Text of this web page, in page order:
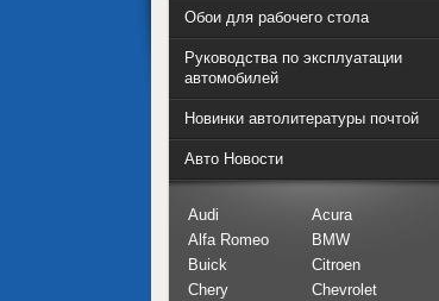
Обои для рабочего стола
Руководства по эксплуатации
автомобилей
Новинки автолитературы почтой
Авто Новости
Audi
Acura
Alfa Romeo
BMW
Buick
Citroen
Chery
Chevrolet